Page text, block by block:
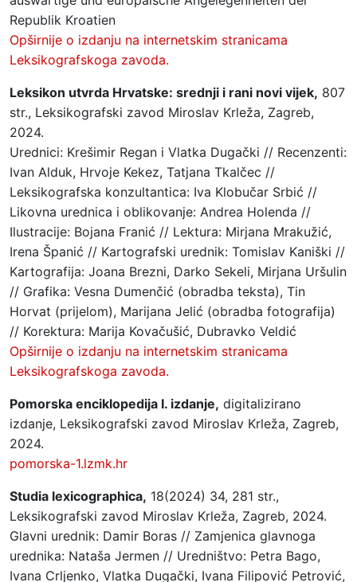
Republik Kroatien
Opširnije o izdanju na internetskim stranicama
Leksikografskoga zavoda.
Leksikon utvrda Hrvatske: srednji i rani novi vijek, 807
str., Leksikografski zavod Miroslav Krleža, Zagreb,
2024.
Urednici: Krešimir Regan i Vlatka Dugački // Recenzenti:
Ivan Alduk, Hrvoje Kekez, Tatjana Tkalčec //
Leksikografska konzultantica: Iva Klobučar Srbić //
Likovna urednica i oblikovanje: Andrea Holenda //
Ilustracije: Bojana Franić // Lektura: Mirjana Mrakužić,
Irena Španić // Kartografski urednik: Tomislav Kaniški //
Kartografija: Joana Brezni, Darko Sekeli, Mirjana Uršulin
// Grafika: Vesna Dumenčić (obradba teksta), Tin
Horvat (prijelom), Marijana Jelić (obradba fotografija)
// Korektura: Marija Kovačušić, Dubravko Veldić
Opširnije o izdanju na internetskim stranicama
Leksikografskoga zavoda.
Pomorska enciklopedija I. izdanje, digitalizirano
izdanje, Leksikografski zavod Miroslav Krleža, Zagreb,
2024.
pomorska-1.lzmk.hr
Studia lexicographica, 18(2024) 34, 281 str.,
Leksikografski zavod Miroslav Krleža, Zagreb, 2024.
Glavni urednik: Damir Boras // Zamjenica glavnoga
urednika: Nataša Jermen // Uredništvo: Petra Bago,
Ivana Crljenko, Vlatka Dugački, Ivana Filipović Petrović,